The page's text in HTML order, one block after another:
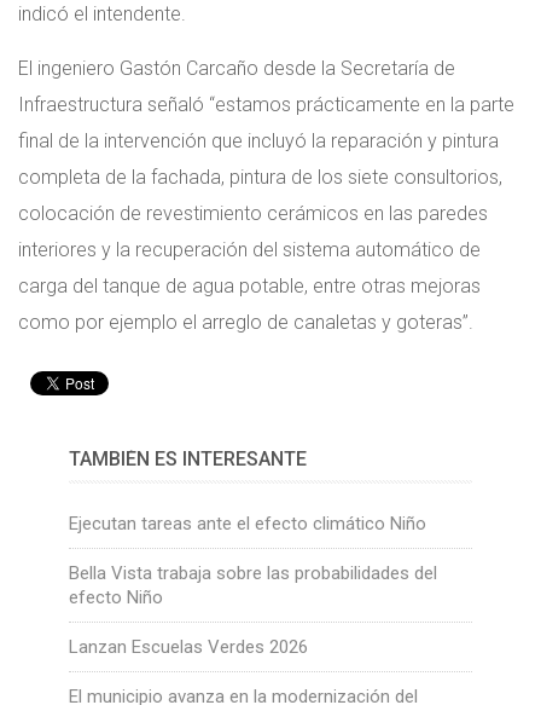
indicó el intendente.
El ingeniero Gastón Carcaño desde la Secretaría de
Infraestructura señaló “estamos prácticamente en la parte
final de la intervención que incluyó la reparación y pintura
completa de la fachada, pintura de los siete consultorios,
colocación de revestimiento cerámicos en las paredes
interiores y la recuperación del sistema automático de
carga del tanque de agua potable, entre otras mejoras
como por ejemplo el arreglo de canaletas y goteras”.
TAMBIÉN ES INTERESANTE
Ejecutan tareas ante el efecto climático Niño
Bella Vista trabaja sobre las probabilidades del
efecto Niño
Lanzan Escuelas Verdes 2026
El municipio avanza en la modernización del